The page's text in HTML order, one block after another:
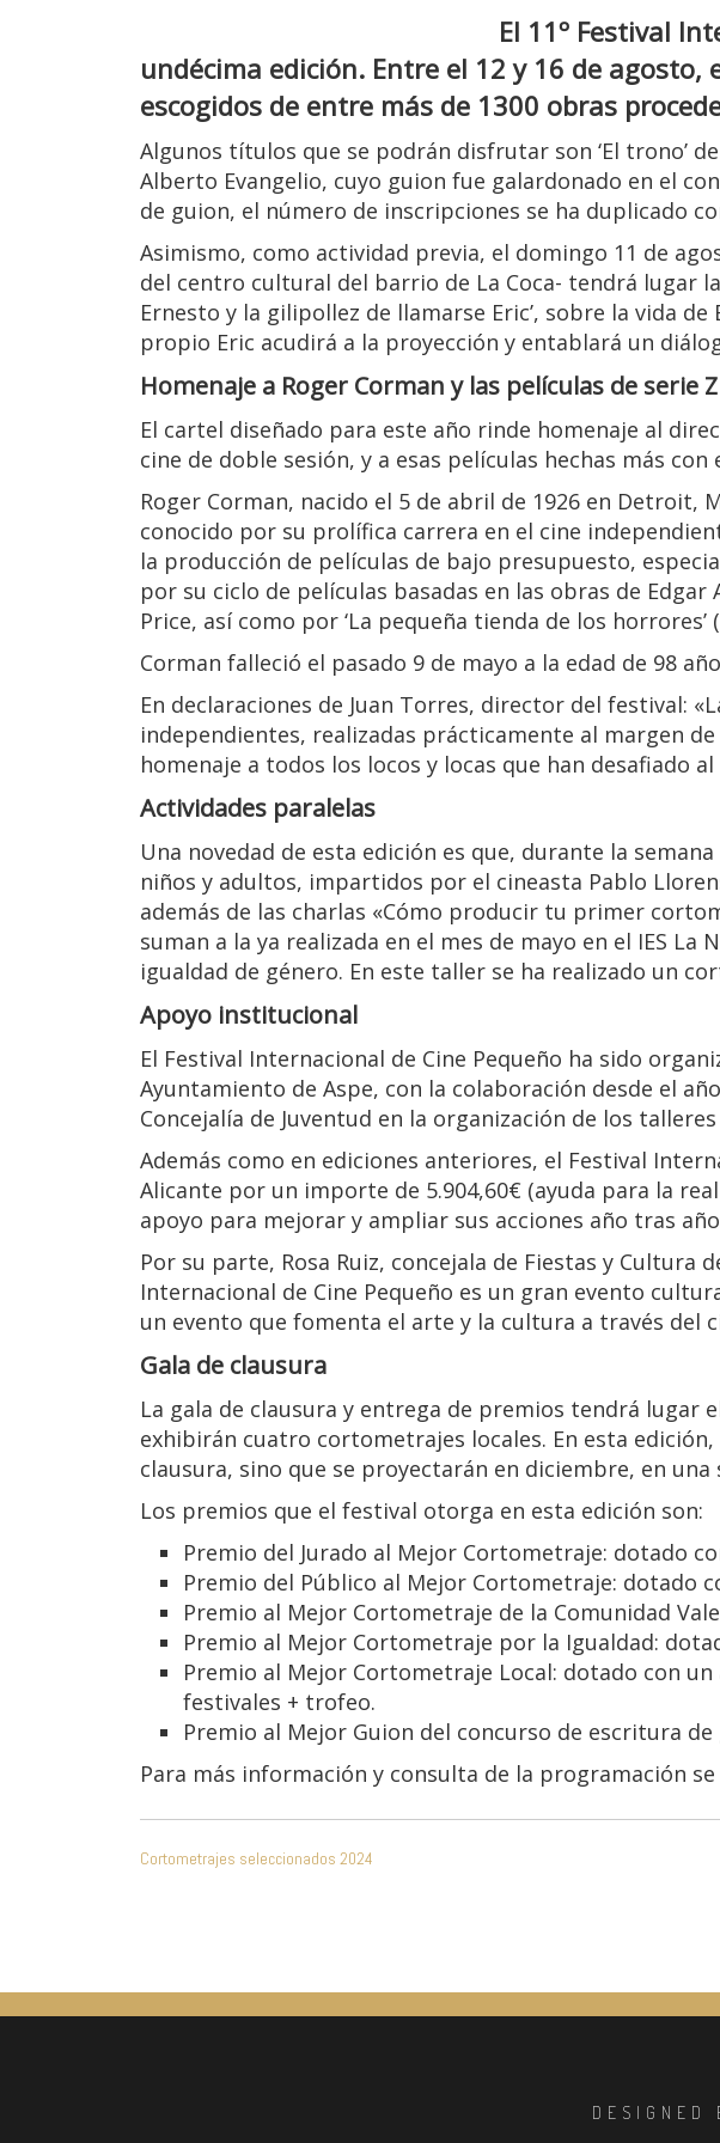
El 11º Festival
undécima edición. Entre el 12 y 16 de
escogidos de entre más de 1300 obras
Algunos títulos que se podrán disfrutar son ‘El trono’
Alberto Evangelio, cuyo guion fue galardonado en el
de guion, el número de inscripciones se ha duplicado
Asimismo, como actividad previa, el domingo 11 de
del centro cultural del barrio de La Coca- tendrá lugar
Ernesto y la gilipollez de llamarse Eric’, sobre la vida
propio Eric acudirá a la proyección y entablará un
Homenaje a Roger Corman y las películas de serie Z
El cartel diseñado para este año rinde homenaje al
cine de doble sesión, y a esas películas hechas más
Roger Corman, nacido el 5 de abril de 1926 en
conocido por su prolífica carrera en el cine
la producción de películas de bajo presupuesto,
por su ciclo de películas basadas en las obras de
Price, así como por ‘La pequeña tienda de los
Corman falleció el pasado 9 de mayo a la edad de 98
En declaraciones de Juan Torres, director del festival:
independientes, realizadas prácticamente al margen
homenaje a todos los locos y locas que han desafiado
Actividades paralelas
Una novedad de esta edición es que, durante la
niños y adultos, impartidos por el cineasta Pablo
además de las charlas «Cómo producir tu primer
suman a la ya realizada en el mes de mayo en el IES
igualdad de género. En este taller se ha realizado un
Apoyo institucional
El Festival Internacional de Cine Pequeño ha sido
Ayuntamiento de Aspe, con la colaboración desde el
Concejalía de Juventud en la organización de los
Además como en ediciones anteriores, el Festival
Alicante por un importe de 5.904,60€ (ayuda para la
apoyo para mejorar y ampliar sus acciones año tras
Por su parte, Rosa Ruiz, concejala de Fiestas y Cultura
Internacional de Cine Pequeño es un gran evento
un evento que fomenta el arte y la cultura a través del
Gala de clausura
La gala de clausura y entrega de premios tendrá lugar
exhibirán cuatro cortometrajes locales. En esta
clausura, sino que se proyectarán en diciembre, en una
Los premios que el festival otorga en esta edición son:
Premio del Jurado al Mejor Cortometraje: dotado
Premio del Público al Mejor Cortometraje: dotado
Premio al Mejor Cortometraje de la Comunidad
Premio al Mejor Cortometraje por la Igualdad:
Premio al Mejor Cortometraje Local: dotado con
festivales + trofeo.
Premio al Mejor Guion del concurso de escritura
Para más información y consulta de la programación
DE
Cortometrajes seleccionados 2024
DESIGNED